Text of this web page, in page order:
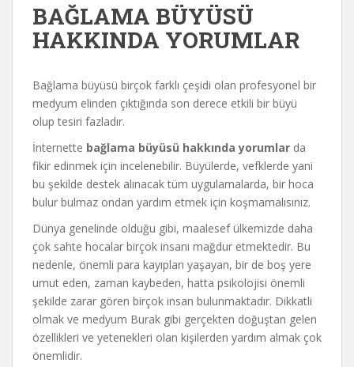
BAĞLAMA BÜYÜSÜ
HAKKINDA YORUMLAR
Bağlama büyüsü birçok farklı çeşidi olan profesyonel bir
medyum elinden çıktığında son derece etkili bir büyü
olup tesiri fazladır.
İnternette bağlama büyüsü hakkında yorumlar da
fikir edinmek için incelenebilir. Büyülerde, vefklerde yani
bu şekilde destek alınacak tüm uygulamalarda, bir hoca
bulur bulmaz ondan yardım etmek için koşmamalısınız.
Dünya genelinde olduğu gibi, maalesef ülkemizde daha
çok sahte hocalar birçok insanı mağdur etmektedir. Bu
nedenle, önemli para kayıpları yaşayan, bir de boş yere
umut eden, zaman kaybeden, hatta psikolojisi önemli
şekilde zarar gören birçok insan bulunmaktadır. Dikkatli
olmak ve medyum Burak gibi gerçekten doğuştan gelen
özellikleri ve yetenekleri olan kişilerden yardım almak çok
önemlidir.